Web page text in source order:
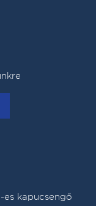
es kapucsengő